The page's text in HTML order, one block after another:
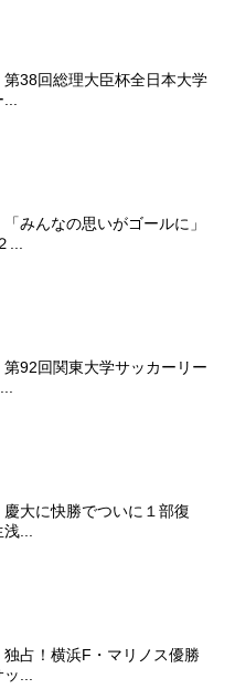
第38回総理大臣杯全日本大学
「みんなの思いがゴールに」
...
第92回関東大学サッカーリー
慶大に快勝でついに１部復
...
独占！横浜F・マリノス優勝
...